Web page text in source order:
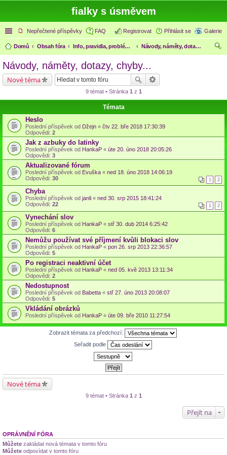
fialky s úsměvem
Rychlé odkazy
Nepřečtené příspěvky Galerie
FAQ Přihlásit se
Registrovat
Domů Obsah fóra Info, pravidla, problémy, dotazy k fóru
Návody, náměty, dotazy, chyby...
Návody, náměty, dotazy, chyby...
Nové téma
9 témat • Stránka 1 z 1
Témata
Heslo
Poslední příspěvek od Džejn « čtv 22. bře 2018 17:30:39
Odpovědi: 2
Jak z azbuky do latinky
Poslední příspěvek od HankaP « úte 20. úno 2018 20:05:26
Odpovědi: 3
Aktualizované fórum
Poslední příspěvek od Evuška « ned 18. úno 2018 14:06:19
Odpovědi: 30 1 2
Chyba
Poslední příspěvek od janli « ned 30. srp 2015 18:41:24
Odpovědi: 22 1 2
Vynechání slov
Poslední příspěvek od HankaP « stř 30. dub 2014 6:25:42
Odpovědi: 6
Nemůžu používat své příjmení kvůli blokaci slov
Poslední příspěvek od HankaP « pon 26. srp 2013 22:36:57
Odpovědi: 5
Po registraci neaktivní účet
Poslední příspěvek od HankaP « ned 05. kvě 2013 13:11:34
Odpovědi: 2
Nedostupnost
Poslední příspěvek od Babetta « stř 27. úno 2013 20:08:07
Odpovědi: 5
Vkládání obrázků
Poslední příspěvek od HankaP « úte 09. bře 2010 11:27:54
Zobrazit témata za předchozí:
Seřadit podle
Nové téma
9 témat • Stránka 1 z 1
Přejít na
OPRÁVNĚNÍ FÓRA
Můžete zakládat nová témata v tomto fóru
Můžete odpovídat v tomto fóru